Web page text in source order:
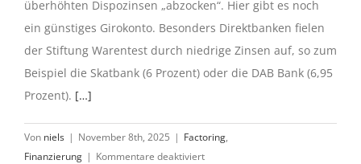
überhöhten Dispozinsen „abzocken“. Hier gibt es noch
ein günstiges Girokonto. Besonders Direktbanken fielen
der Stiftung Warentest durch niedrige Zinsen auf, so zum
Beispiel die Skatbank (6 Prozent) oder die DAB Bank (6,95
Prozent). […]
Von niels | November 8th, 2025 | Factoring,
Finanzierung | Kommentare deaktiviertfür